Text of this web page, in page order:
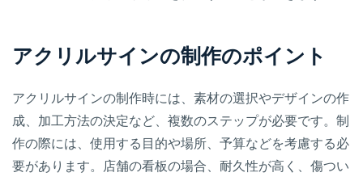
アクリルサインの制作のポイント
アクリルサインの制作時には、素材の選択やデザインの作
成、加工方法の決定など、複数のステップが必要です。制
作の際には、使用する目的や場所、予算などを考慮する必
要があります。店舗の看板の場合、耐久性が高く、傷つい